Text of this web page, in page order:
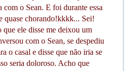
com o Sean. E foi durante essa
quase chorando!kkkk... Sei!
que ele disse me deixou um
com o Sean, se despediu
o casal e disse que não iria se
seria doloroso. Acho que